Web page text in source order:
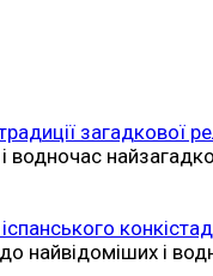
загадкової
водночас
найвідоміших і